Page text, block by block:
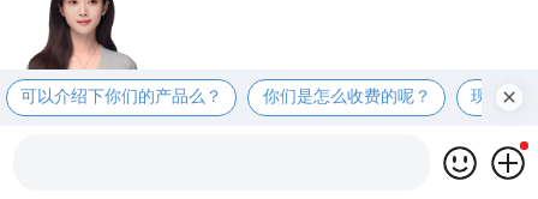
可以介绍下你们的产品么？ 你们是怎么收费的呢？ 现在有